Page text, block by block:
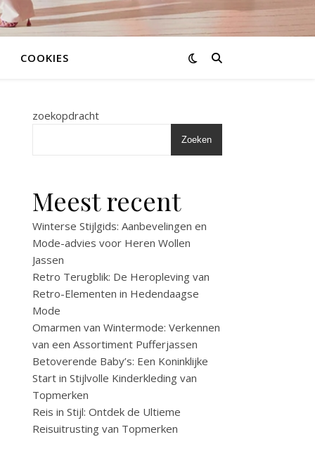
COOKIES
zoekopdracht
Zoeken
Meest recent
Winterse Stijlgids: Aanbevelingen en
Mode-advies voor Heren Wollen
Jassen
Retro Terugblik: De Heropleving van
Retro-Elementen in Hedendaagse
Mode
Omarmen van Wintermode: Verkennen
van een Assortiment Pufferjassen
Betoverende Baby’s: Een Koninklijke
Start in Stijlvolle Kinderkleding van
Topmerken
Reis in Stijl: Ontdek de Ultieme
Reisuitrusting van Topmerken